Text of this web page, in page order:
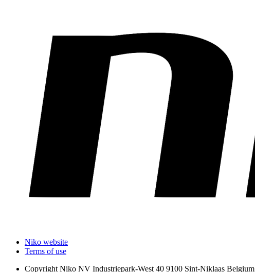
Niko website
Terms of use
Copyright Niko NV Industriepark-West 40 9100 Sint-Niklaas Belgium